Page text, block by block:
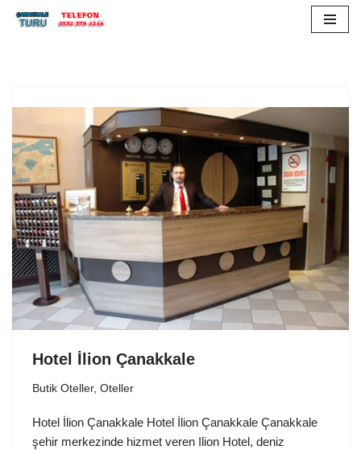
Hotel İlion Çanakkale
Butik Oteller, Oteller
Hotel İlion Çanakkale Hotel İlion Çanakkale Çanakkale
şehir merkezinde hizmet veren Ilion Hotel, deniz